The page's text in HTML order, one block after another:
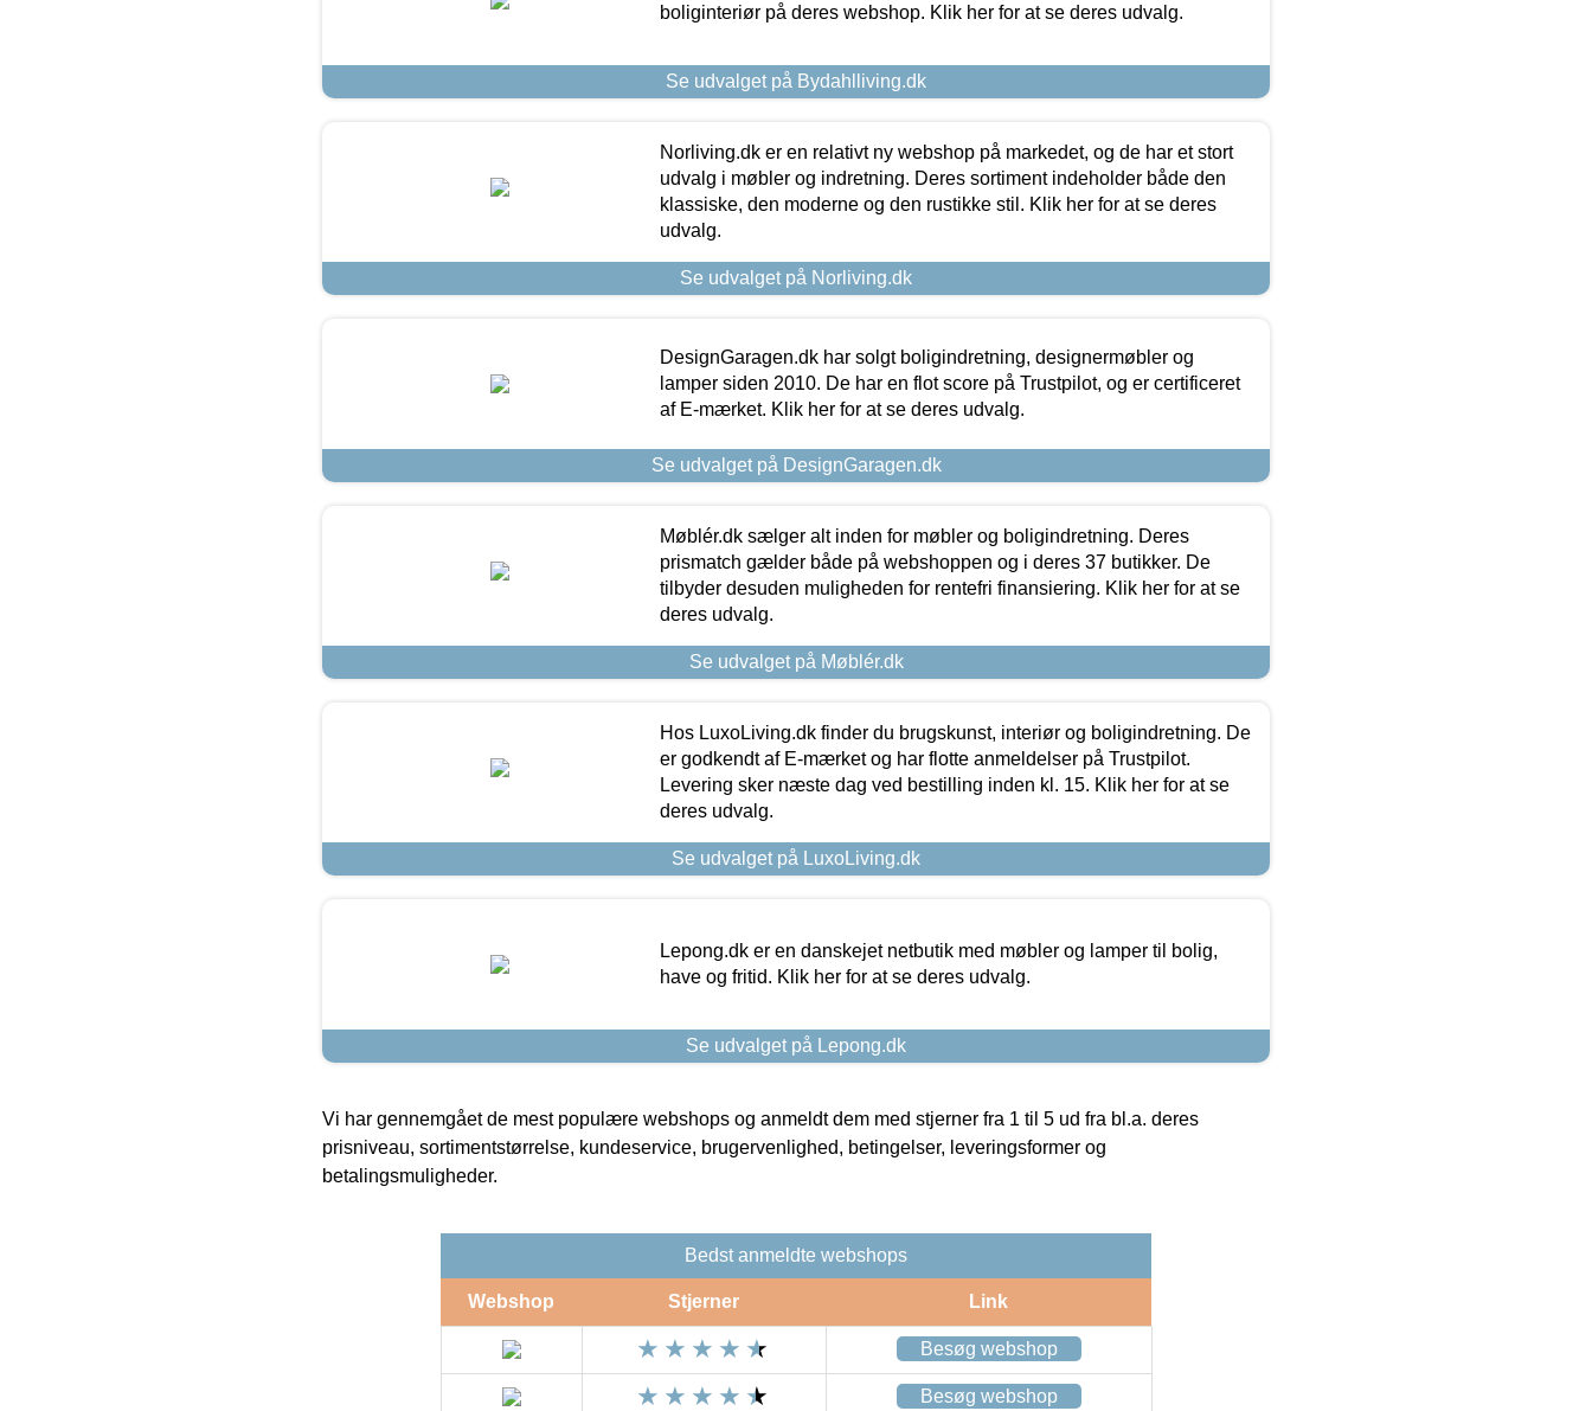
boliginteriør på deres webshop. Klik her for at se deres udvalg.
Se udvalget på Bydahlliving.dk
Norliving.dk er en relativt ny webshop på markedet, og de har et stort
udvalg i møbler og indretning. Deres sortiment indeholder både den
klassiske, den moderne og den rustikke stil. Klik her for at se deres
udvalg.
Se udvalget på Norliving.dk
DesignGaragen.dk har solgt boligindretning, designermøbler og
lamper siden 2010. De har en flot score på Trustpilot, og er certificeret
af E-mærket. Klik her for at se deres udvalg.
Se udvalget på DesignGaragen.dk
Møblér.dk sælger alt inden for møbler og boligindretning. Deres
prismatch gælder både på webshoppen og i deres 37 butikker. De
tilbyder desuden muligheden for rentefri finansiering. Klik her for at se
deres udvalg.
Se udvalget på Møblér.dk
Hos LuxoLiving.dk finder du brugskunst, interiør og boligindretning. De
er godkendt af E-mærket og har flotte anmeldelser på Trustpilot.
Levering sker næste dag ved bestilling inden kl. 15. Klik her for at se
deres udvalg.
Se udvalget på LuxoLiving.dk
Lepong.dk er en danskejet netbutik med møbler og lamper til bolig,
have og fritid. Klik her for at se deres udvalg.
Se udvalget på Lepong.dk
Vi har gennemgået de mest populære webshops og anmeldt dem med stjerner fra 1 til 5 ud fra bl.a. deres
prisniveau, sortimentstørrelse, kundeservice, brugervenlighed, betingelser, leveringsformer og
betalingsmuligheder.
Bedst anmeldte webshops
Webshop Stjerner Link
Besøg webshop
Besøg webshop